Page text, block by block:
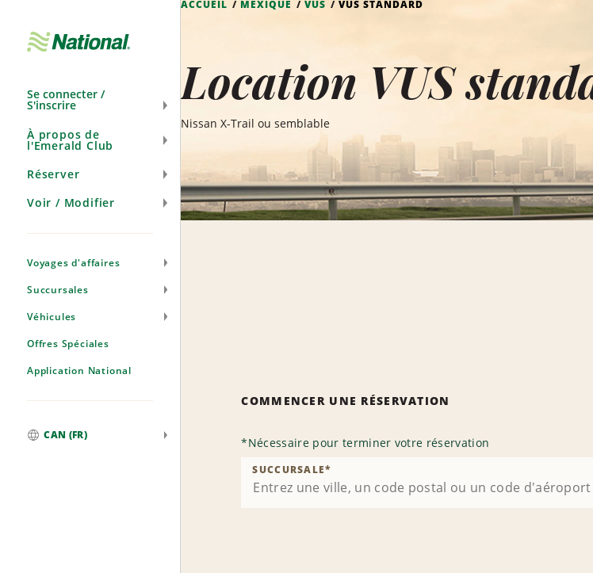
navigation
Se connecter /
S'inscrire
À propos de
l'Emerald Club
Réserver
Voir / Modifier
Voyages d'affaires
Succursales
Véhicules
Offres Spéciales
Application National
CAN (FR)
ACCUEIL MEXIQUE VUS VUS STANDARD
Location VUS
Nissan X-Trail ou semblable
COMMENCER UNE RÉSERVATION
*Nécessaire pour terminer votre réservation
SUCCURSALE*